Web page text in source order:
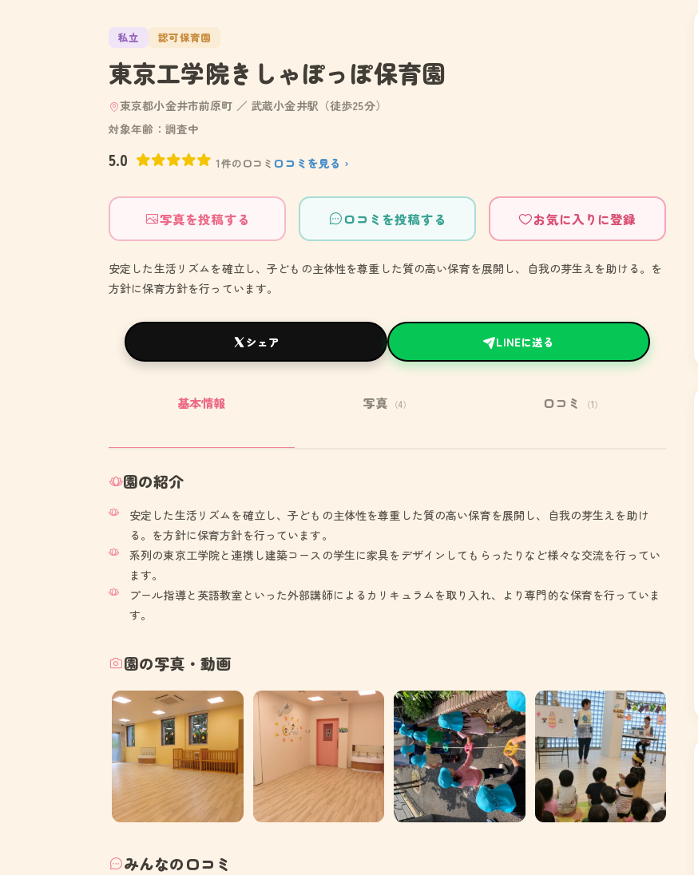
私立 認可保育園
東京工学院きしゃぽっぽ保育園
東京都小金井市前原町 ／ 武蔵小金井駅（徒歩25分）
対象年齢：調査中
5.0 1件の口コミ 口コミを見る ›
写真を投稿する 口コミを投稿する お気に入りに登録
安定した生活リズムを確立し、子どもの主体性を尊重した質の高い保育を展開し、自我の芽生えを助ける。を
方針に保育方針を行っています。
シェア LINEに送る
基本情報 写真 （4） 口コミ （1）
園の紹介
安定した生活リズムを確立し、子どもの主体性を尊重した質の高い保育を展開し、自我の芽生えを助け
る。を方針に保育方針を行っています。
系列の東京工学院と連携し建築コースの学生に家具をデザインしてもらったりなど様々な交流を行ってい
ます。
プール指導と英語教室といった外部講師によるカリキュラムを取り入れ、より専門的な保育を行っていま
す。
園の写真・動画
みんなの口コミ